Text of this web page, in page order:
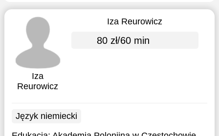
Iza
Reurowicz
Iza Reurowicz
80 zł/60 min
Język niemiecki